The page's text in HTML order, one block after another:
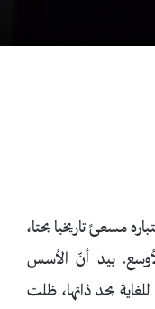
مسعىً تاريخيا بحتا،
بيد أنّ الأسس
بحد ذاتها، ظلت